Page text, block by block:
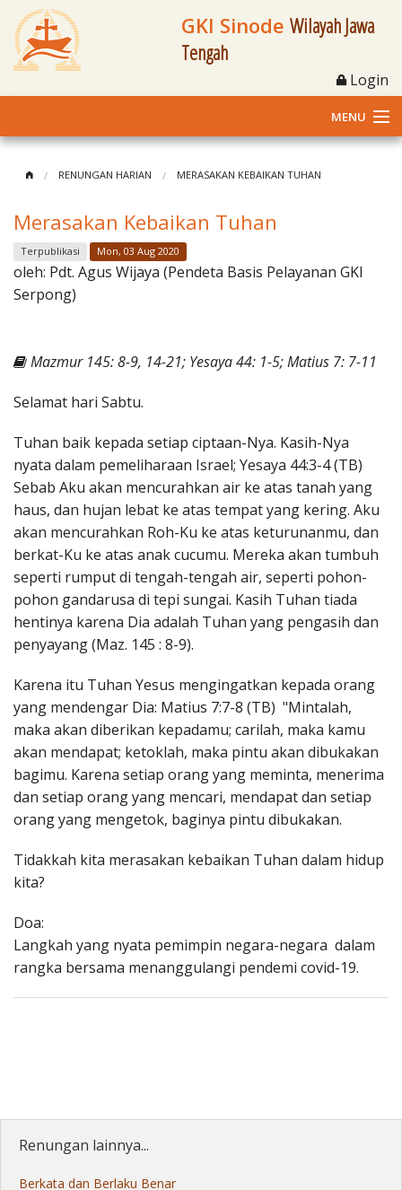
GKI Sinode Wilayah Jawa
Tengah
Login
MENU
Klasis dan Jemaat
Berita Kegiatan
Materi
RENUNGAN HARIAN MERASAKAN KEBAIKAN TUHAN
Merasakan Kebaikan Tuhan
Terpublikasi Mon, 03 Aug 2020
oleh: Pdt. Agus Wijaya (Pendeta Basis Pelayanan GKI
Serpong)
Mazmur 145: 8-9, 14-21; Yesaya 44: 1-5; Matius 7: 7-11
Selamat hari Sabtu.
Tuhan baik kepada setiap ciptaan-Nya. Kasih-Nya
nyata dalam pemeliharaan Israel; Yesaya 44:3-4 (TB)
Sebab Aku akan mencurahkan air ke atas tanah yang
haus, dan hujan lebat ke atas tempat yang kering. Aku
akan mencurahkan Roh-Ku ke atas keturunanmu, dan
berkat-Ku ke atas anak cucumu. Mereka akan tumbuh
seperti rumput di tengah-tengah air, seperti pohon-
pohon gandarusa di tepi sungai. Kasih Tuhan tiada
hentinya karena Dia adalah Tuhan yang pengasih dan
penyayang (Maz. 145 : 8-9).
Karena itu Tuhan Yesus mengingatkan kepada orang
yang mendengar Dia: Matius 7:7-8 (TB) "Mintalah,
maka akan diberikan kepadamu; carilah, maka kamu
akan mendapat; ketoklah, maka pintu akan dibukakan
bagimu. Karena setiap orang yang meminta, menerima
dan setiap orang yang mencari, mendapat dan setiap
orang yang mengetok, baginya pintu dibukakan.
Tidakkah kita merasakan kebaikan Tuhan dalam hidup
kita?
Doa:
Langkah yang nyata pemimpin negara-negara dalam
rangka bersama menanggulangi pendemi covid-19.
Renungan lainnya...
Berkata dan Berlaku Benar